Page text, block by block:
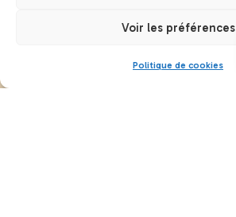
Voir les préférences
Politique de cookies